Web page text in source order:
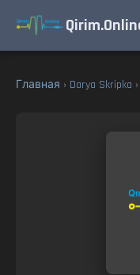
Главная › Darya Skripka